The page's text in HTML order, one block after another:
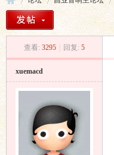
›
查看: 3295 回复: 5
xuemacd